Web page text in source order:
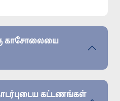
காசோலையை
கட்டணங்கள்